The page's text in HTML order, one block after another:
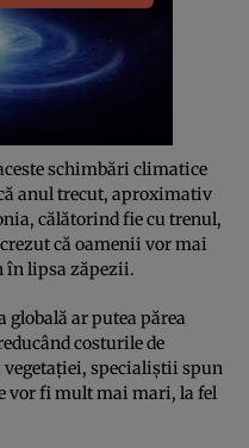
schimbări climatice
anul trecut, aproximativ
călătorind fie cu trenul,
că oamenii vor mai
în lipsa zăpezii.
globală ar putea părea
costurile de
vegetaţiei, specialiştii spun
vor fi mult mai mari, la fel